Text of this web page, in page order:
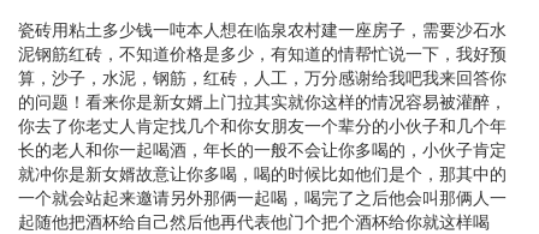
瓷砖用粘土多少钱一吨本人想在临泉农村建一座房子，需要沙石水
泥钢筋红砖，不知道价格是多少，有知道的情帮忙说一下，我好预
算，沙子，水泥，钢筋，红砖，人工，万分感谢给我吧我来回答你
的问题！看来你是新女婿上门拉其实就你这样的情况容易被灌醉，
你去了你老丈人肯定找几个和你女朋友一个辈分的小伙子和几个年
长的老人和你一起喝酒，年长的一般不会让你多喝的，小伙子肯定
就冲你是新女婿故意让你多喝，喝的时候比如他们是个，那其中的
一个就会站起来邀请另外那俩一起喝，喝完了之后他会叫那俩人一
起随他把酒杯给自己然后他再代表他门个把个酒杯给你就这样喝